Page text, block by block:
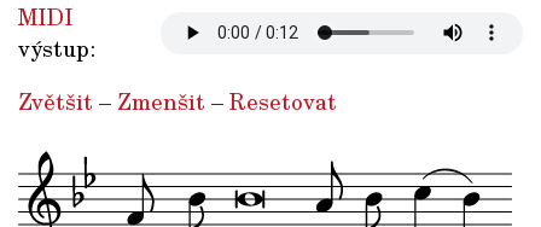
MIDI
výstup:
Zvětšit – Zmenšit –Resetovat